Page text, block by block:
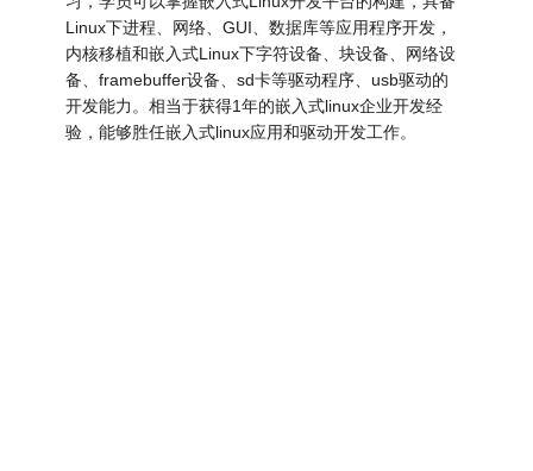
Linux下进程、网络、GUI、数据库等应用程序开发，
内核移植和嵌入式Linux下字符设备、块设备、网络设
备、framebuffer设备、sd卡等驱动程序、usb驱动的
开发能力。相当于获得1年的嵌入式linux企业开发经
验，能够胜任嵌入式linux应用和驱动开发工作。